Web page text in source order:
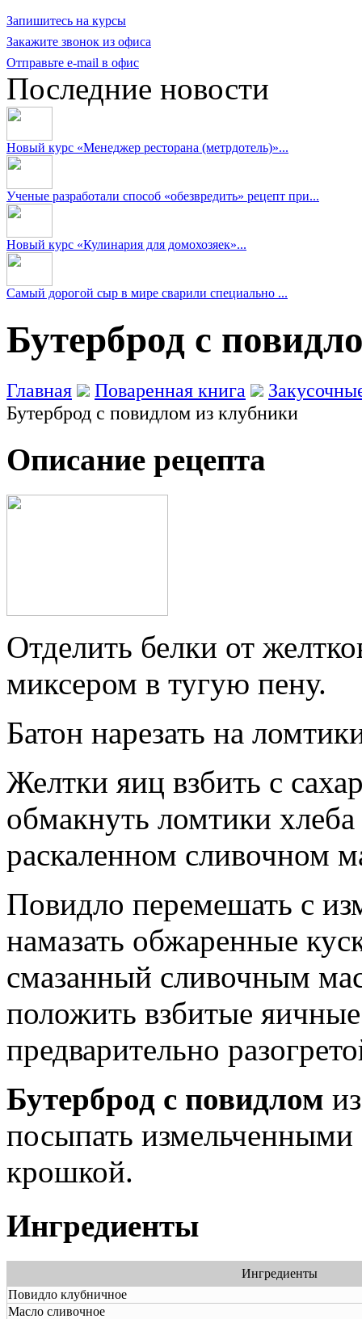
Запишитесь на курсы
Закажите звонок из офиса
Отправьте e-mail в офис
Последние новости
Новый курс «Менеджер ресторана (метрдотель)»...
Ученые разработали способ «обезвредить» рецепт при...
Новый курс «Кулинария для домохозяек»...
Самый дорогой сыр в мире сварили специально ...
Бутерброд с
Главная Поваренная книга
Бутерброд с повидлом из клубники
Описание рецепта
Отделить белки от
миксером в тугую пену.
Батон нарезать на
Желтки яиц взбить с
обмакнуть ломтики
раскаленном сливочном
Повидло перемешать с
намазать обжаренные
смазанный сливочным
положить взбитые яичные
предварительно
Бутерброд с повидлом
посыпать
крошкой.
Ингредиенты
Ингредиенты
Повидло клубничное
Масло сливочное